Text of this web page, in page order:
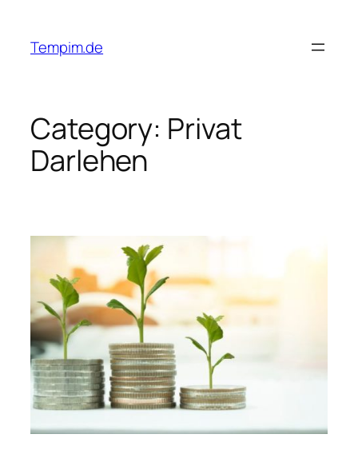
content
Tempim.de
Category: Privat
Darlehen